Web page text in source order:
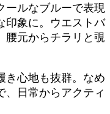
ールなブルーで表現
印象に。ウエストバ
腰元からチラリと覗
き心地も抜群。なめ
、日常からアクティ